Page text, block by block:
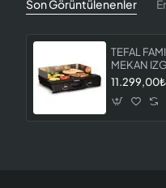
Son Görüntülenenler
TEFAL
MEKAN
11.299,00₺